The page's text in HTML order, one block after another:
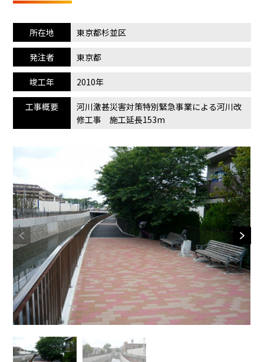
所在地 東京都杉並区
発注者 東京都
竣工年 2010年
工事概要
河川激甚災害対策特別緊急事業による河川改
修工事 施工延長153m